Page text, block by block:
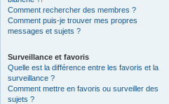
Comment rechercher des membres ?
Comment puis-je trouver mes propres
messages et sujets ?
Surveillance et favoris
Quelle est la différence entre les favoris et la
surveillance ?
Comment mettre en favoris ou surveiller des
sujets ?